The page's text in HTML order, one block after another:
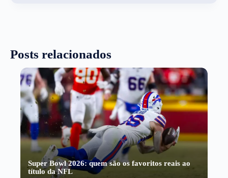
Posts relacionados
Super Bowl 2026: quem são os favoritos reais ao
título da NFL